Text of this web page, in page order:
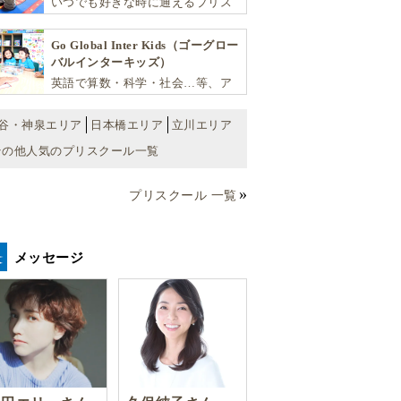
実のカリキュラムが魅力です
性を尊重し、想像力豊かな感性、
自ら進んで学ぶこと、考える力を
育みます
Go Global Inter Kids（ゴーグロー
バルインターキッズ）
英語で算数・科学・社会…等、ア
的に伸ばし世界で活躍する子ども
達を育む少人数制のプリスクール
です。
・神泉エリア 日本橋エリア
立川エリア
の他人気のプリスクール一覧
プリスクール 一覧
メッセージ